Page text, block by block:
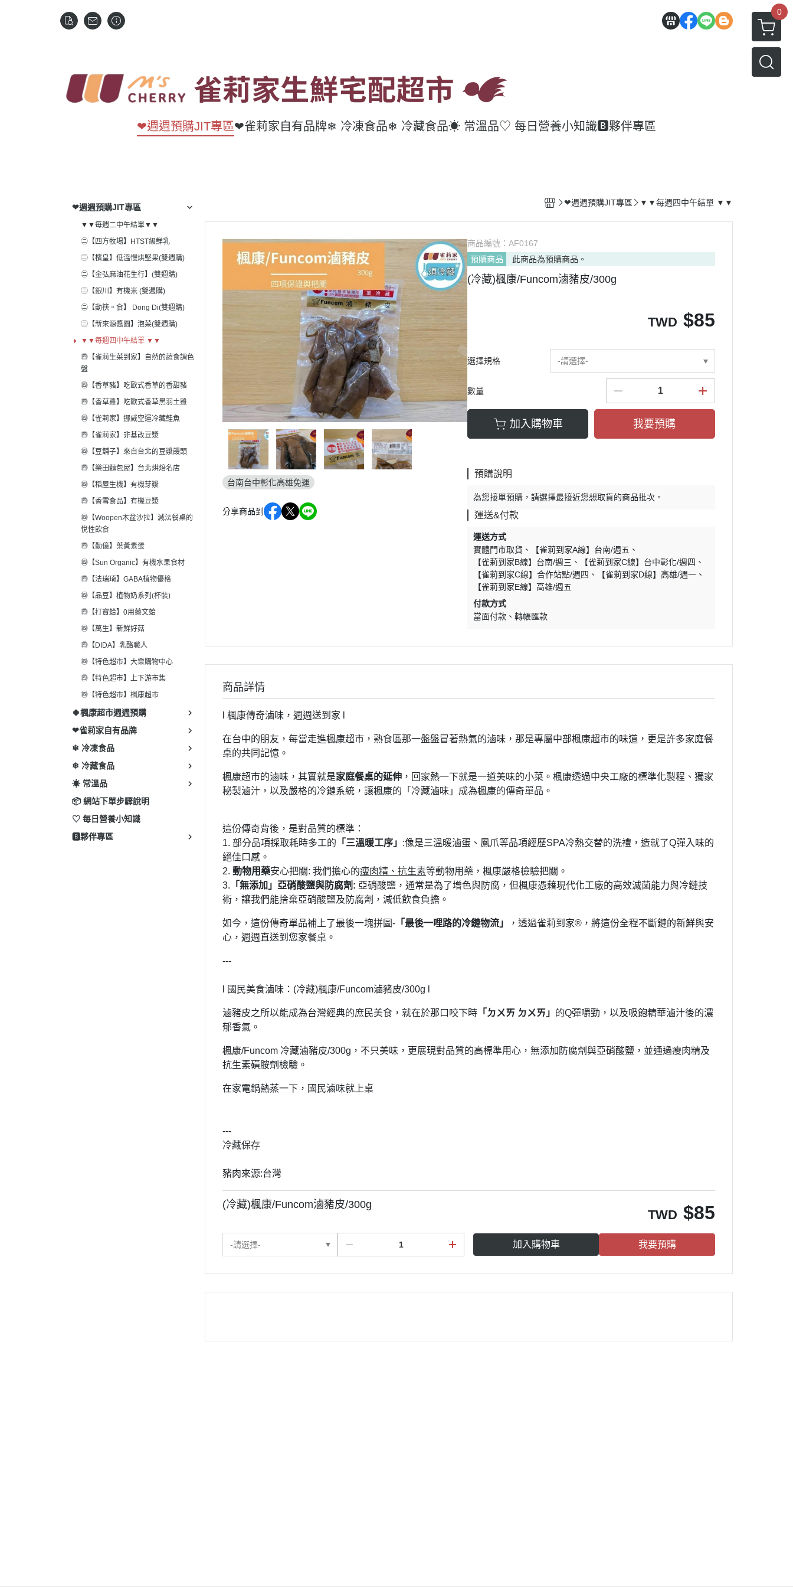
0
❤週週預購JIT專區❤雀莉家自有品牌❄ 冷凍食品❄ 冷藏食品☀ 常溫品♡ 每日營養小知識🅱️夥伴專區
❤週週預購JIT專區
▼▼每週二中午結單▼▼
㊁【四方牧場】HTST級鮮乳
㊁【檳皇】低溫慢烘堅果(雙週購)
㊁【金弘麻油花生行】(雙週購)
㊁【銀川】有機米 (雙週購)
㊁【動筷。食】 Dong Di(雙週購)
㊁【新來源醬園】泡菜(雙週購)
▼▼每週四中午結單 ▼▼
㊃【雀莉生菜到家】自然的蔬食調色
盤
㊃【香草豬】吃歐式香草的香甜豬
㊃【香草雞】吃歐式香草黑羽土雞
㊃【雀莉家】挪威空運冷藏鮭魚
㊃【雀莉家】非基改豆漿
㊃【豆舖子】來自台北的豆漿饅頭
㊃【樂田麵包屋】台北烘焙名店
㊃【稻屋生機】有機芽漿
㊃【香雪食品】有機豆漿
㊃【Woopen木盆沙拉】減法餐桌的
悅性飲食
㊃【勤億】葉黃素蛋
㊃【Sun Organic】有機水果食材
㊃【法瑞琦】GABA植物優格
㊃【品豆】植物奶系列(杯裝)
㊃【打寶蛤】0用藥文蛤
㊃【萬生】新鮮好菇
㊃【DIDA】乳酪職人
㊃【特色超市】大樂購物中心
㊃【特色超市】上下游市集
㊃【特色超市】楓康超市
🍀楓康超市週週預購
❤雀莉家自有品牌
❄ 冷凍食品
❄ 冷藏食品
☀ 常溫品
📦 網站下單步驟說明
♡ 每日營養小知識
🅱️夥伴專區
❤週週預購JIT專區 ▼▼每週四中午結單 ▼▼
台南台中彰化高雄免運
分享商品到
商品編號：AF0167
預購商品
此商品為預購商品。
(冷藏)楓康/Funcom滷豬皮/300g
TWD $85
選擇規格 -請選擇-
數量
加入購物車 我要預購
預購說明
為您接單預購，請選擇最接近您想取貨的商品批次。
運送&付款
運送方式
實體門市取貨
【雀莉到家A線】台南/週五
【雀莉到家B線】台南/週三
【雀莉到家C線】台中彰化/週四
【雀莉到家C線】合作站點/週四
【雀莉到家D線】高雄/週一
【雀莉到家E線】高雄/週五
付款方式
當面付款
轉帳匯款
商品詳情
l 楓康傳奇滷味，週週送到家 l
在台中的朋友，每當走進楓康超市，熟食區那一盤盤冒著熱氣的滷味，那是專屬中部楓康超市的味道，更是許多家庭餐
桌的共同記憶。
楓康超市的滷味，其實就是家庭餐桌的延伸 ，回家熱一下就是一道美味的小菜。楓康透過中央工廠的標準化製程、獨家
秘製滷汁，以及嚴格的冷鏈系統，讓楓康的「冷藏滷味」成為楓康的傳奇單品。
這份傳奇背後，是對品質的標準：
1. 部分品項採取耗時多工的 「三溫暖工序」 :像是三溫暖滷蛋、鳳爪等品項經歷SPA冷熱交替的洗禮，造就了Q彈入味的
絕佳口感。
2. 動物用藥安心把關: 我們擔心的瘦肉精、抗生素等動物用藥，楓康嚴格檢驗把關。
3. 「無添加」亞硝酸鹽與防腐劑: 亞硝酸鹽，通常是為了增色與防腐，但楓康憑藉現代化工廠的高效滅菌能力與冷鏈技
術，讓我們能捨棄亞硝酸鹽及防腐劑，減低飲食負擔。
如今，這份傳奇單品補上了最後一塊拼圖- 「最後一哩路的冷鏈物流」
，透過雀莉到家®，將這份全程不斷鏈的新鮮與安
心，週週直送到您家餐桌。
---
l 國民美食滷味：(冷藏)楓康/Funcom滷豬皮/300g l
滷豬皮之所以能成為台灣經典的庶民美食，就在於那口咬下時 「ㄉㄨㄞ ㄉㄨㄞ」 的Q彈嚼勁，以及吸飽精華滷汁後的濃
郁香氣。
楓康/Funcom 冷藏滷豬皮/300g，不只美味，更展現對品質的高標準用心，無添加防腐劑與亞硝酸鹽，並通過瘦肉精及
抗生素磺胺劑檢驗。
在家電鍋熱蒸一下，國民滷味就上桌
---
冷藏保存
豬肉來源:台灣
(冷藏)楓康/Funcom滷豬皮/300g
TWD $85
-請選擇- 加入購物車 我要預購